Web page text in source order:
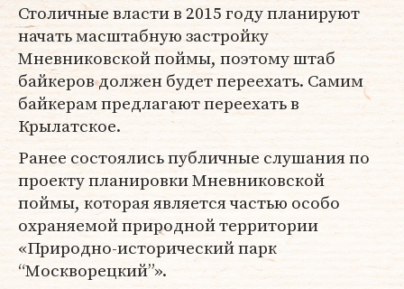
Столичные власти в 2015 году планируют
начать масштабную застройку
Мневниковской поймы, поэтому штаб
байкеров должен будет переехать. Самим
байкерам предлагают переехать в
Крылатское.
Ранее состоялись публичные слушания по
проекту планировки Мневниковской
поймы, которая является частью особо
охраняемой природной территории
«Природно-исторический парк
“Москворецкий”».